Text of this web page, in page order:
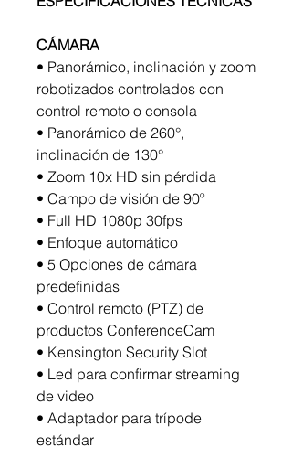
CÁMARA
• Panorámico, inclinación y zoom
robotizados controlados con
control remoto o consola
• Panorámico de 260°,
inclinación de 130°
• Zoom 10x HD sin pérdida
• Campo de visión de 90º
• Full HD 1080p 30fps
• Enfoque automático
• 5 Opciones de cámara
predefinidas
• Control remoto (PTZ) de
productos ConferenceCam
• Kensington Security Slot
• Led para confirmar streaming
de video
• Adaptador para trípode
estándar